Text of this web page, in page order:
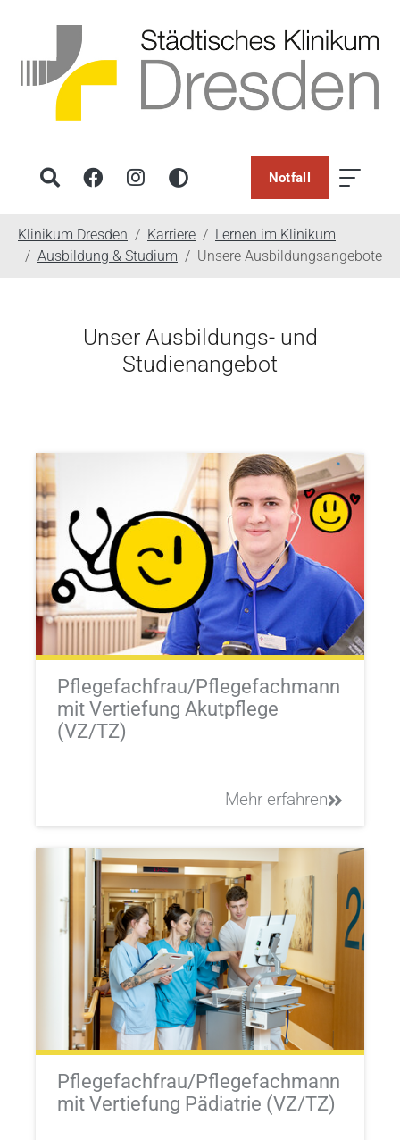
Notfall
Klinikum Dresden Karriere
Lernen im Klinikum
Ausbildung & Studium
Unsere Ausbildungsangebote
Unser Ausbildungs- und
Studienangebot
Pflegefachfrau/Pflegefachmann
mit Vertiefung Akutpflege
(VZ/TZ)
Mehr erfahren
Pflegefachfrau/Pflegefachmann
mit Vertiefung Pädiatrie (VZ/TZ)